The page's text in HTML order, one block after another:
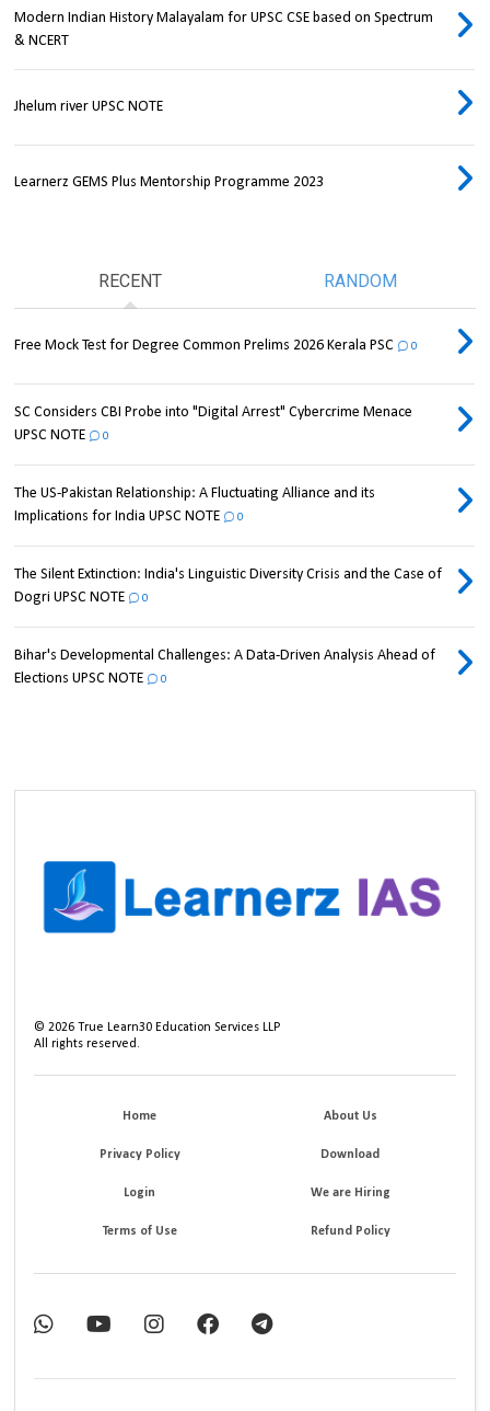
Modern Indian History Malayalam for UPSC CSE based on Spectrum
& NCERT
Jhelum river UPSC NOTE
Learnerz GEMS Plus Mentorship Programme 2023
RECENT RANDOM
Free Mock Test for Degree Common Prelims 2026 Kerala PSC 0
SC Considers CBI Probe into "Digital Arrest" Cybercrime Menace
UPSC NOTE
0
The US-Pakistan Relationship: A Fluctuating Alliance and its
Implications for India UPSC NOTE
0
The Silent Extinction: India's Linguistic Diversity Crisis and the Case of
Dogri UPSC NOTE
0
Bihar's Developmental Challenges: A Data-Driven Analysis Ahead of
Elections UPSC NOTE
0
©2026 True Learn30 Education Services LLP
All rights reserved.
Home About Us
Privacy Policy Download
Login We are Hiring
Terms of Use Refund Policy